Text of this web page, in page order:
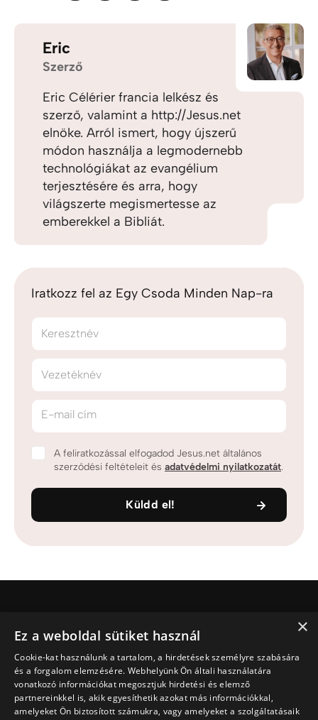
Eric
Szerző
Eric Célérier francia lelkész és
szerző, valamint a http://Jesus.net
elnöke. Arról ismert, hogy újszerű
módon használja a legmodernebb
technológiákat az evangélium
terjesztésére és arra, hogy
világszerte megismertesse az
emberekkel a Bibliát.
Iratkozz fel az Egy Csoda Minden Nap-ra
Keresztnév
Vezetéknév
E-mail cím
A feliratkozással elfogadod Jesus.net általános
szerződési feltételeit és adatvédelmi nyilatkozatát.
Küldd el!
Ki Jesus.net?
Jesus.net partnerei
Adakozni
Fedezd fel
×
Ez a weboldal sütiket használ
Cookie-kat használunk a tartalom, a hirdetések személyre szabására
és a forgalom elemzésére. Webhelyünk Ön általi használatára
vonatkozó információkat megosztjuk hirdetési és elemző
partnereinkkel is, akik egyesíthetik azokat más információkkal,
amelyeket Ön biztosított számukra, vagy amelyeket a szolgáltatásaik